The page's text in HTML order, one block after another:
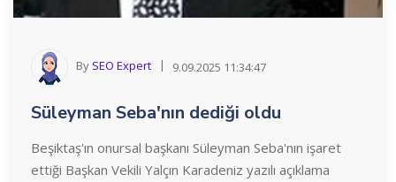
By SEO Expert 9.09.2025 11:34:47
Süleyman Seba'nın dediği oldu
Beşiktaş'ın onursal başkanı Süleyman Seba'nın işaret
ettiği Başkan Vekili Yalçın Karadeniz yazılı açıklama